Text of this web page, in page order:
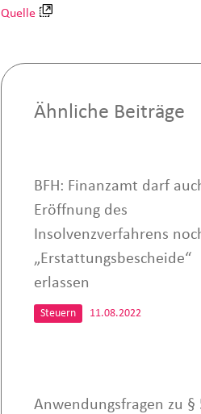
Quelle
Ähnliche Beiträge
BFH: Finanzamt darf
Eröffnung des
Insolvenzverfahrens
„Erstattungsbescheide“
erlassen
Steuern 11.08.2022
Anwendungsfragen zu §